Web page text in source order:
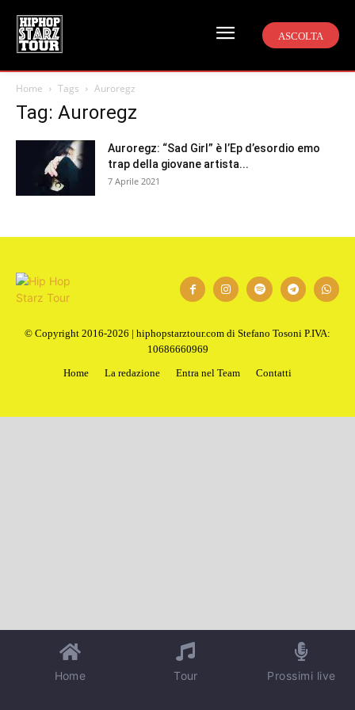
ASCOLTA
Home Tags Auroregz
Tag: Auroregz
Auroregz: “Sad Girl” è l’Ep d’esordio emo
trap della giovane artista...
7 Aprile 2021
© Copyright 2016-2026 | hiphopstarztour.com di Stefano Tosoni P.IVA:
10686660969
Home
La redazione Entra nel Team Contatti
Home Tour Prossimi live